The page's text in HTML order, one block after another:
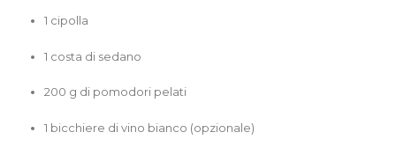
1 cipolla
1 costa di sedano
200 g di pomodori pelati
1 bicchiere di vino bianco (opzionale)